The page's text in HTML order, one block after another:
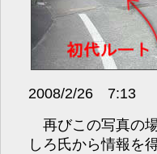
2008/2/26 7:13
再びこの写真の場
しろ氏から情報を